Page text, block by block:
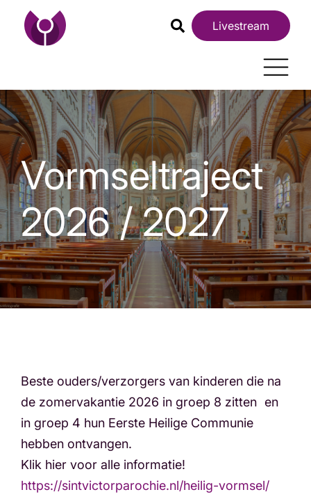
Livestream
Vormseltraject
2026 / 2027
Beste ouders/verzorgers van kinderen die na
de zomervakantie 2026 in groep 8 zitten en
in groep 4 hun Eerste Heilige Communie
hebben ontvangen.
Klik hier voor alle informatie!
https://sintvictorparochie.nl/heilig-vormsel/